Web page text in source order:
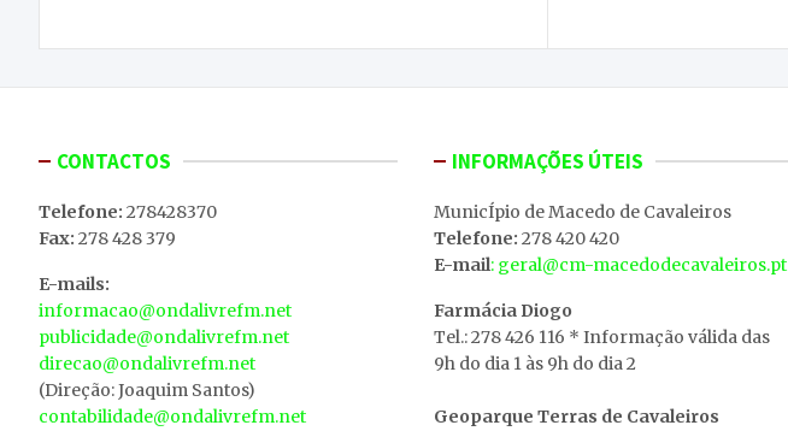
artigos
CONTACTOS
Telefone: 278428370
Fax: 278 428 379
E-mails:
informacao@ondalivrefm.net
publicidade@ondalivrefm.net
direcao@ondalivrefm.net
(Direção: Joaquim Santos)
contabilidade@ondalivrefm.net
INFORMAÇÕES ÚTEIS
MunicÍpio de Macedo de Cavaleiros
Telefone: 278 420 420
E-mail: geral@cm-macedodecavaleiros.pt
Farmácia Diogo
Tel.: 278 426 116 * Informação válida das
9h do dia 1 às 9h do dia 2
Geoparque Terras de Cavaleiros